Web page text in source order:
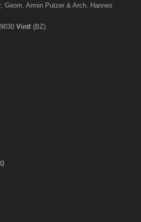
Geom. Armin Putzer & Arch. Hannes
Vintl (BZ)